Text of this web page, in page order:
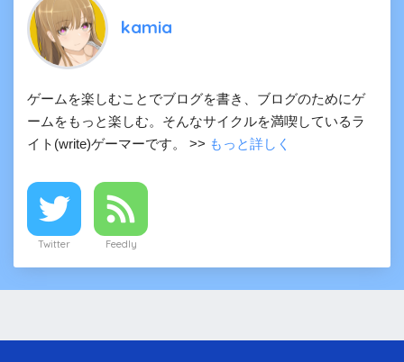
kamia
ゲームを楽しむことでブログを書き、ブログのためにゲ
ームをもっと楽しむ。そんなサイクルを満喫しているラ
イト(write)ゲーマーです。 >> もっと詳しく
Twitter Feedly